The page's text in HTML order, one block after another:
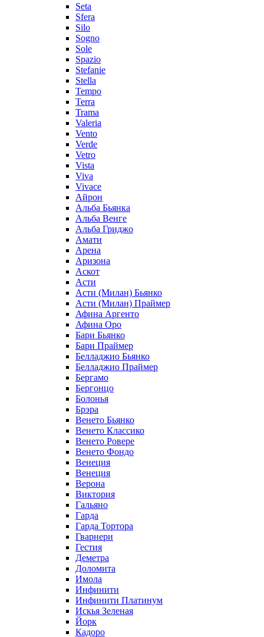
Seta
Sfera
Silo
Sogno
Sole
Spazio
Stefanie
Stella
Tempo
Terra
Trama
Valeria
Vento
Verde
Vetro
Vista
Viva
Vivace
Айрон
Альба Бьянка
Альба Венге
Альба Гриджо
Амати
Арена
Аризона
Аскот
Асти
Асти (Милан) Бьянко
Асти (Милан) Праймер
Афина Аргенто
Афина Оро
Бари Бьянко
Бари Праймер
Белладжио Бьянко
Белладжио Праймер
Бергамо
Бергонцо
Болонья
Брэра
Венето Бьянко
Венето Классико
Венето Ровере
Венето Фондо
Венеция
Венеция
Верона
Виктория
Гальяно
Гарда
Гарда Тортора
Гварнери
Гестия
Деметра
Доломита
Имола
Инфинити
Инфинити Платинум
Искья Зеленая
Йорк
Кадоро